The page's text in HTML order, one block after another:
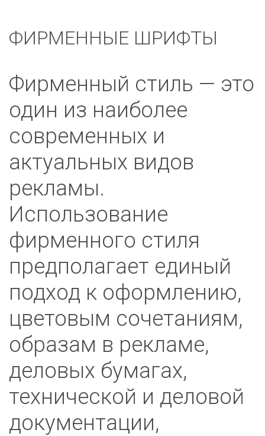
ФИРМЕННЫЕ ШРИФТЫ
Фирменный стиль — это
один из наиболее
современных и
актуальных видов
рекламы.
Использование
фирменного стиля
предполагает единый
подход к оформлению,
цветовым сочетаниям,
образам в рекламе,
деловых бумагах,
технической и деловой
документации,